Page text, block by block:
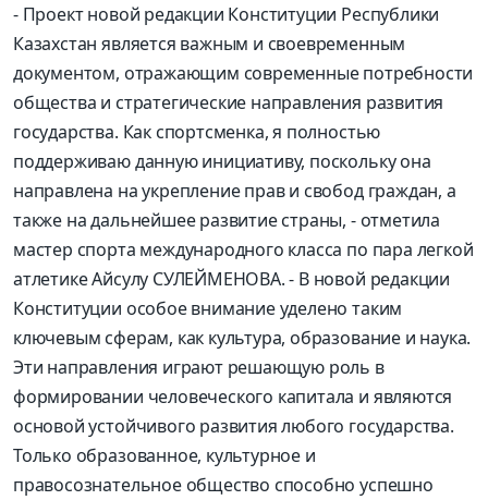
- Проект новой редакции Конституции Республики
Казахстан является важным и своевременным
документом, отражающим современные потребности
общества и стратегические направления развития
государства. Как спортсменка, я полностью
поддерживаю данную инициативу, поскольку она
направлена на укрепление прав и свобод граждан, а
также на дальнейшее развитие страны, - отметила
мастер спорта международного класса по пара легкой
атлетике Айсулу СУЛЕЙМЕНОВА. - В новой редакции
Конституции особое внимание уделено таким
ключевым сферам, как культура, образование и наука.
Эти направления играют решающую роль в
формировании человеческого капитала и являются
основой устойчивого развития любого государства.
Только образованное, культурное и
правосознательное общество способно успешно